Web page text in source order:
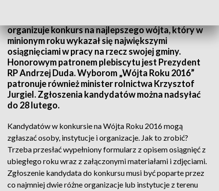
organizuje konkurs na najlepszego wójta, który w
minionym roku wykazał się największymi
osiągnięciami w pracy na rzecz swojej gminy.
Honorowym patronem plebiscytu jest Prezydent
RP Andrzej Duda. Wyborom „Wójta Roku 2016”
patronuje również minister rolnictwa Krzysztof
Jurgiel. Zgłoszenia kandydatów można nadsyłać
do 28 lutego.
Kandydatów w konkursie na Wójta Roku 2016 mogą
zgłaszać osoby, instytucje i organizacje. Jak to zrobić?
Trzeba przesłać wypełniony formularz z opisem osiągnięć z
ubiegłego roku wraz z załączonymi materiałami i zdjęciami.
Zgłoszenie kandydata do konkursu musi być poparte przez
co najmniej dwie różne organizacje lub instytucje z terenu